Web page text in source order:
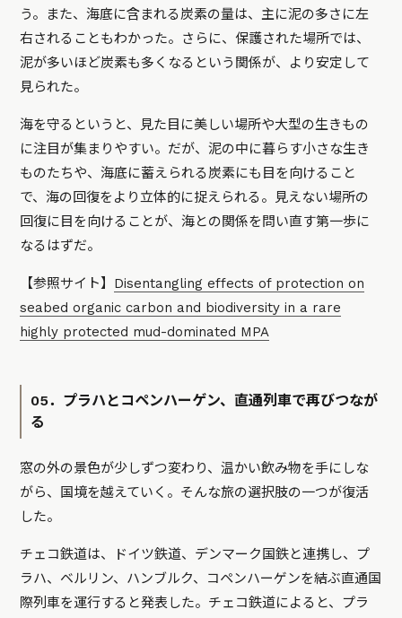
う。また、海底に含まれる炭素の量は、主に泥の多さに左
右されることもわかった。さらに、保護された場所では、
泥が多いほど炭素も多くなるという関係が、より安定して
見られた。
海を守るというと、見た目に美しい場所や大型の生きもの
に注目が集まりやすい。だが、泥の中に暮らす小さな生き
ものたちや、海底に蓄えられる炭素にも目を向けること
で、海の回復をより立体的に捉えられる。見えない場所の
回復に目を向けることが、海との関係を問い直す第一歩に
なるはずだ。
【参照サイト】 Disentangling effects of protection on
seabed organic carbon and biodiversity in a rare
highly protected mud-dominated MPA
05．プラハとコペンハーゲン、直通列車で再びつなが
る
窓の外の景色が少しずつ変わり、温かい飲み物を手にしな
がら、国境を越えていく。そんな旅の選択肢の一つが復活
した。
チェコ鉄道は、ドイツ鉄道、デンマーク国鉄と連携し、プ
ラハ、ベルリン、ハンブルク、コペンハーゲンを結ぶ直通国
際列車を運行すると発表した。チェコ鉄道によると、プラ